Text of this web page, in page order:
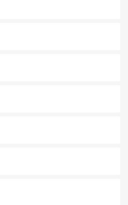
地元の風情を楽しめる外せないスポット